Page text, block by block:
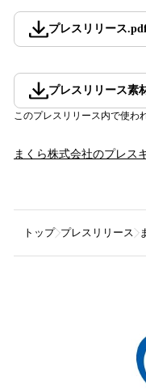
プレスリリース.
プレスリリース素
このプレスリリース内で使わ
まくら株式会社のプレス
トップ プレスリリース